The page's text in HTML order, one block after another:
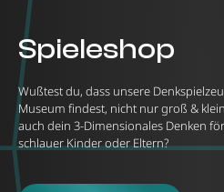
Spieleshop
Wußtest du, dass unsere
Museum findest, nicht nur groß &
auch dein 3-Dimensionales Denken
schlauer Kinder oder Eltern?